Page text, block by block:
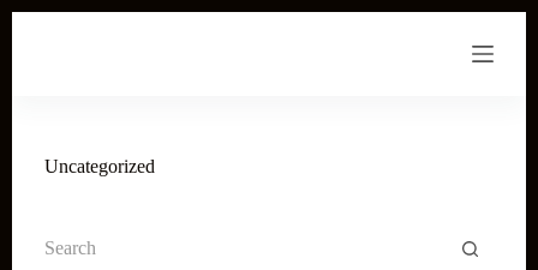
Uncategorized
results